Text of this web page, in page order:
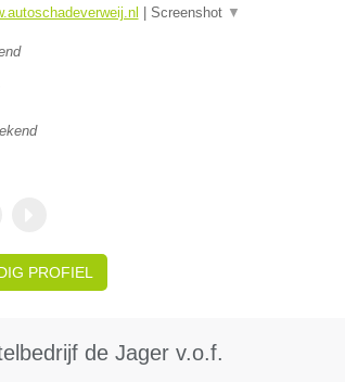
Screenshot ▼
PROFIEL
de Jager v.o.f.